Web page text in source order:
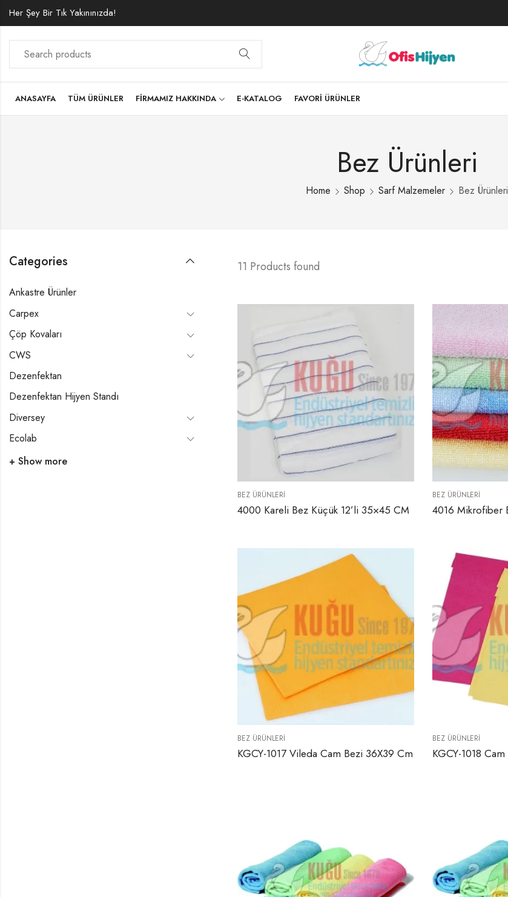
Her Şey Bir Tık Yakınınızda!
ANASAYFA TÜM ÜRÜNLER FIRMAMIZ HAKKINDA E-KATALOG FAVORI ÜRÜNLER
Bez Ürünleri
Home Shop Sarf Malzemeler Bez Ürünleri
11 Products found
BEZ ÜRÜNLERI
4000 Kareli Bez Küçük 12’li 35×45 CM
BEZ ÜRÜNLERI
BEZ ÜRÜNLERI
KGCY-1017 Vileda Cam Bezi 36X39 Cm
BEZ ÜRÜNLERI
Categories
Ankastre Ürünler
Carpex
Çöp Kovaları
CWS
Dezenfektan
Dezenfektan Hijyen Standı
Diversey
Ecolab
+ Show more